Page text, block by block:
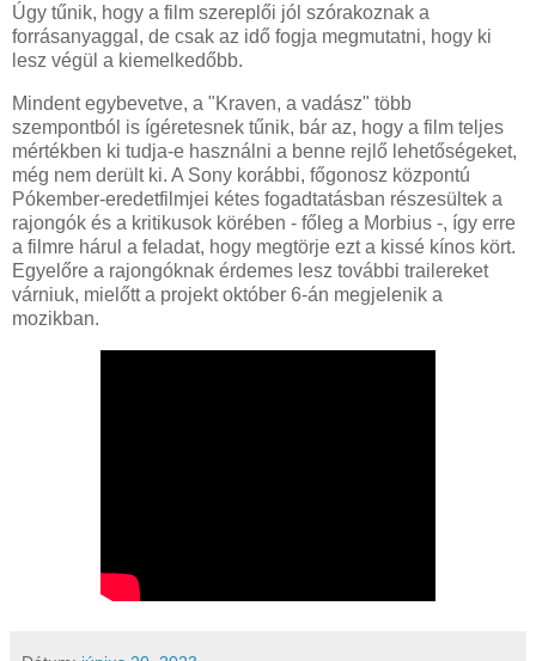
Úgy tűnik, hogy a film szereplői jól szórakoznak a
forrásanyaggal, de csak az idő fogja megmutatni, hogy ki
lesz végül a kiemelkedőbb.
Mindent egybevetve, a "Kraven, a vadász" több
szempontból is ígéretesnek tűnik, bár az, hogy a film teljes
mértékben ki tudja-e használni a benne rejlő lehetőségeket,
még nem derült ki. A Sony korábbi, főgonosz központú
Pókember-eredetfilmjei kétes fogadtatásban részesültek a
rajongók és a kritikusok körében - főleg a Morbius -, így erre
a filmre hárul a feladat, hogy megtörje ezt a kissé kínos kört.
Egyelőre a rajongóknak érdemes lesz további trailereket
várniuk, mielőtt a projekt október 6-án megjelenik a
mozikban.